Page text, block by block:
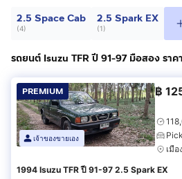
2.5 Space Cab
(4)
2.5 Spark EX
(1)
รถยนต์ Isuzu TFR ปี 91-97 มือสอง รา
PREMIUM
เจ้าของขายเอง
฿
เมื
1994 Isuzu TFR ปี 91-97 2.5 Spark EX